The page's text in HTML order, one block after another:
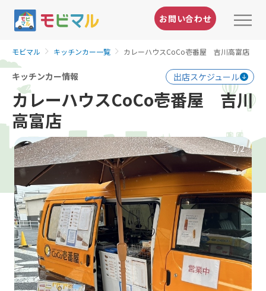
お問い合わせ
モビマル キッチンカー一覧 カレーハウスCoCo壱番屋 吉川高富店
キッチンカー情報 出店スケジュール
カレーハウスCoCo壱番屋 吉川
高富店
1/2